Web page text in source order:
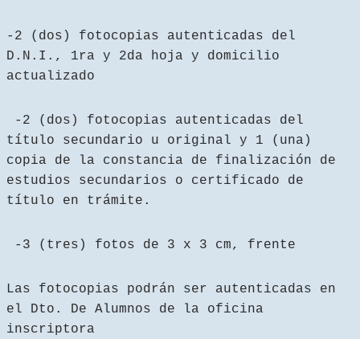
-2 (dos) fotocopias autenticadas del
D.N.I., 1ra y 2da hoja y domicilio
actualizado
-2 (dos) fotocopias autenticadas del
título secundario u original y 1 (una)
copia de la constancia de finalización de
estudios secundarios o certificado de
título en trámite.
-3 (tres) fotos de 3 x 3 cm, frente
Las fotocopias podrán ser autenticadas en
el Dto. De Alumnos de la oficina
inscriptora